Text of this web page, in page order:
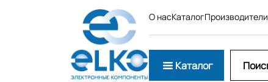
О насКаталогПроизводители
Каталог